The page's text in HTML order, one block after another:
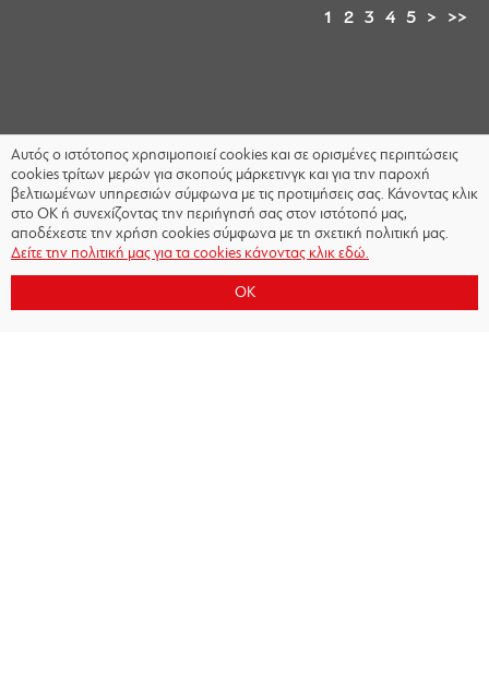
1 2 3 4 5 > >>
Αυτός ο ιστότοπος χρησιμοποιεί cookies και σε ορισμένες περιπτώσεις
cookies τρίτων μερών για σκοπούς μάρκετινγκ και για την παροχή
βελτιωμένων υπηρεσιών σύμφωνα με τις προτιμήσεις σας. Κάνοντας κλικ
στο OK ή συνεχίζοντας την περιήγησή σας στον ιστότοπό μας,
αποδέχεστε την χρήση cookies σύμφωνα με τη σχετική πολιτική μας.
Δείτε την πολιτική μας για τα cookies κάνοντας κλικ εδώ.
OK